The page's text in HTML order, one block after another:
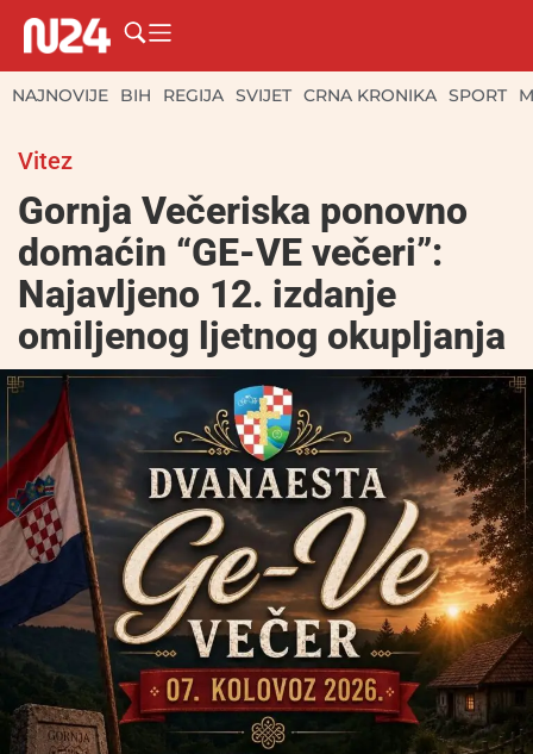
NAJNOVIJE BIH REGIJA SVIJET CRNA KRONIKA SPORT
Vitez
Gornja Večeriska ponovno
domaćin “GE-VE večeri”:
Najavljeno 12. izdanje
omiljenog ljetnog okupljanja